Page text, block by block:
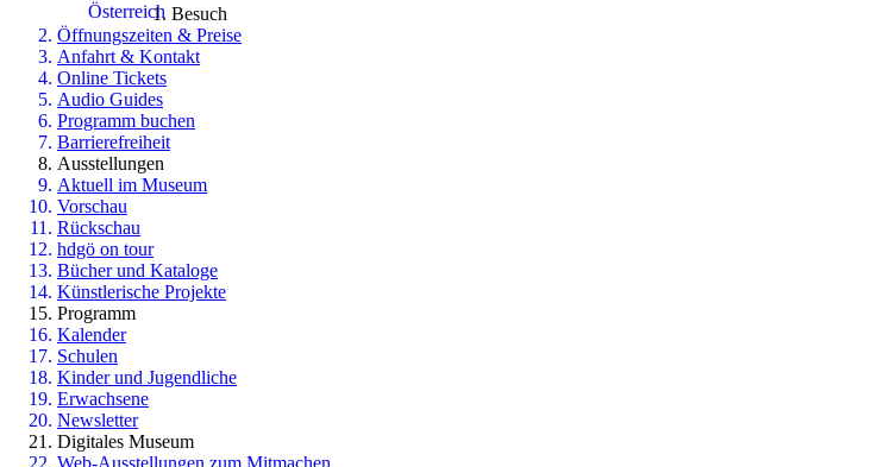
Österreich Besuch
Öffnungszeiten & Preise
Anfahrt & Kontakt
Online Tickets
Audio Guides
Programm buchen
Barrierefreiheit
Ausstellungen
Aktuell im Museum
Vorschau
Rückschau
hdgö on tour
Bücher und Kataloge
Künstlerische Projekte
Programm
Kalender
Schulen
Kinder und Jugendliche
Erwachsene
Newsletter
Digitales Museum
Web-Ausstellungen zum Mitmachen